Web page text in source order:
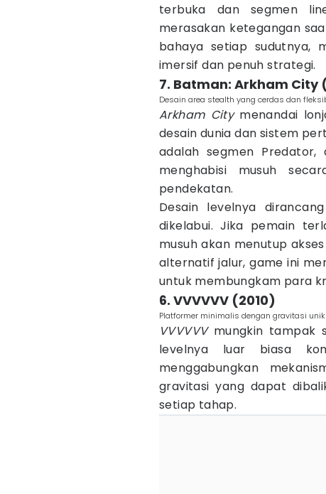
terbuka dan segmen
merasakan ketegangan
bahaya setiap sudutnya,
imersif dan penuh strategi.
7. Batman: Arkham City
Desain area stealth yang cerdas dan
Arkham Citymenandai
desain dunia dan sistem
adalah segmen
menghabisi musuh
pendekatan.
Desain levelnya
dikelabui. Jika pemain
musuh akan menutup
alternatif jalur, game ini
untuk membungkam para
6. VVVVVV (2010)
Platformer minimalis dengan gravitasi unik
VVVVVVmungkin tampak
levelnya luar biasa
menggabungkan
gravitasi yang dapat
setiap tahap.